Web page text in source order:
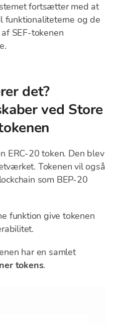
fortsætter med at
funktionaliteterne og de
SEF-tokenen
det?
ved Store
ERC-20 token. Den blev
Tokenen vil også
som BEP-20
funktion give tokenen
har en samlet
tokens.